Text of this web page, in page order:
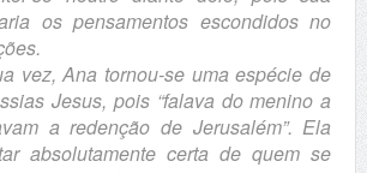
os pensamentos escondidos no
Ana tornou-se uma espécie de
Jesus, pois “falava do menino a
a redenção de Jerusalém”. Ela
absolutamente certa de quem se